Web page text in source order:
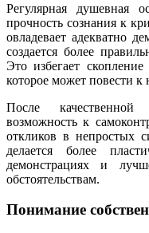
Регулярная душевная
прочность сознания к
овладевает адекватно
создается более
Это избегает скопление
которое может повести
После качественной
возможность к
откликов в непростых
делается более
демонстрациях и
обстоятельствам.
Понимание